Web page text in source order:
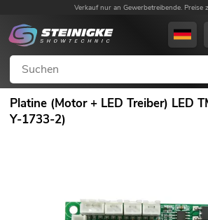
Verkauf nur an Gewerbetreibende. Preise
Platine (Motor + LED Treiber) LED
Y-1733-2)